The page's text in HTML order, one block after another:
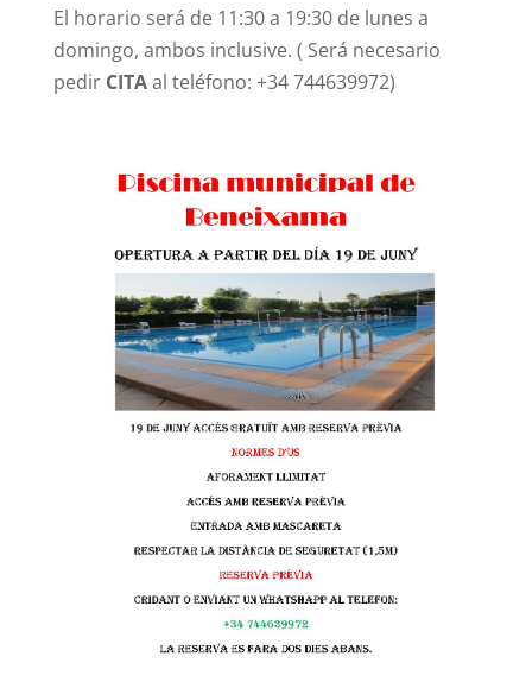
El horario será de 11:30 a 19:30 de lunes a
domingo, ambos inclusive. ( Será necesario
pedir CITAal teléfono: +34 744639972)